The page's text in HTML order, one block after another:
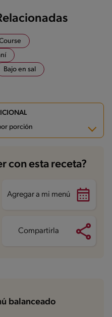
Bajo en sal
porción
con esta receta?
Agregar a mi menú
Compartirla
balanceado